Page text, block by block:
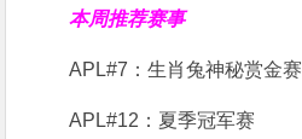
本周推荐赛事
APL#7：生肖兔神秘赏金赛
APL#12：夏季冠军赛